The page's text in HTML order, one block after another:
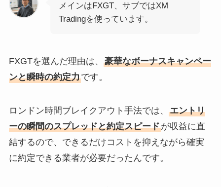
メインはFXGT、サブではXM
Tradingを使っています。
FXGTを選んだ理由は、 豪華なボーナスキャンペー
ンと瞬時の約定力です。
ロンドン時間ブレイクアウト手法では、 エントリ
ーの瞬間のスプレッドと約定スピードが収益に直
結するので、できるだけコストを抑えながら確実
に約定できる業者が必要だったんです。